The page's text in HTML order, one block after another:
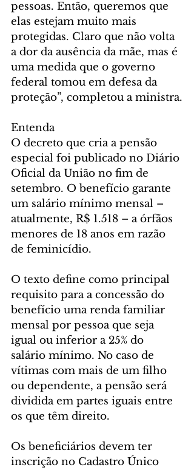
pessoas. Então, queremos que
elas estejam muito mais
protegidas. Claro que não volta
a dor da ausência da mãe, mas é
uma medida que o governo
federal tomou em defesa da
proteção”, completou a ministra.
Entenda
O decreto que cria a pensão
especial foi publicado no Diário
Oficial da União no fim de
setembro. O benefício garante
um salário mínimo mensal –
atualmente, R$ 1.518 – a órfãos
menores de 18 anos em razão
de feminicídio.
O texto define como principal
requisito para a concessão do
benefício uma renda familiar
mensal por pessoa que seja
igual ou inferior a 25% do
salário mínimo. No caso de
vítimas com mais de um filho
ou dependente, a pensão será
dividida em partes iguais entre
os que têm direito.
Os beneficiários devem ter
inscrição no Cadastro Único